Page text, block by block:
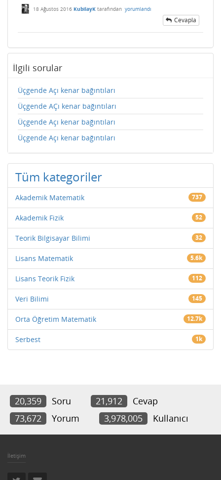
18 Ağustos 2016 KubilayK tarafından yorumlandı
Cevapla
İlgili sorular
Üçgende Açı kenar bağıntıları
Üçgende AÇı kenar bağıntıları
Üçgende Açı kenar bağıntıları
Üçgende Açı kenar bağıntıları
Tüm kategoriler
Akademik Matematik 737
Akademik Fizik 52
Teorik Bilgisayar Bilimi 32
Lisans Matematik 5.6k
Lisans Teorik Fizik 112
Veri Bilimi 145
Orta Öğretim Matematik 12.7k
Serbest 1k
20,359 Soru 21,912
Cevap
73,672
Yorum 3,978,005 Kullanıcı
İletişim